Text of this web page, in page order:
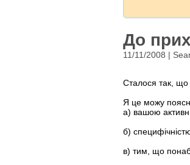
До
11/11/2008 |
Сталося так, що
Я це можу
а) вашою
б)
в) тим, що